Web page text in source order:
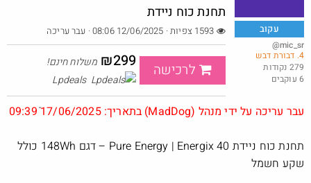
באג? רק לפריים - משלוח חינם ללא הגבלת 49$
@No_but_yeah_but_no_
עקוב
@mic_sr
4. דבורת דבש
279 נקודות
6 עוקבים
תחנת כוח ניידת
· עבר עריכה
לרכישה ₪299 משלוח חינם!
Lpdeals
עבר עריכה על ידי מנהל (MadDog) בתאריך: 17/06/2025 09:39
תחנת כוח ניידת Pure Energy | Energix 40 – דגם 148Wh כולל
שקע חשמל